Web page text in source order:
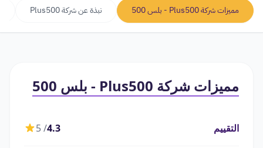
مميزات شركة Plus500 - بلس 500 نبذة عن شركة Plus500
مميزات شركة Plus500 - بلس 500
التقييم 4.3
/ 5